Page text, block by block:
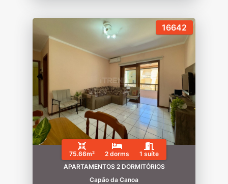
16642
75.66m² 2 dorms
1 suíte
APARTAMENTOS 2 DORMITÓRIOS
Capão da Canoa